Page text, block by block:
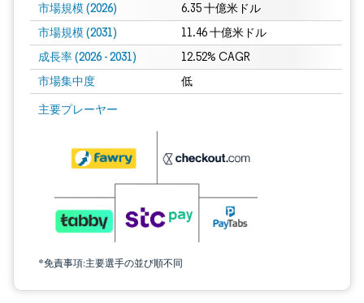
市場規模 (2026) 6.35 十億米ドル
市場規模 (2031) 11.46 十億米ドル
成長率 (2026 - 2031) 12.52% CAGR
市場集中度 低
主要プレーヤー
*免責事項:主要選手の並び順不同
画像 © Mordor Intelligence。再利用にはCC BY 4.0の表示が必要です。